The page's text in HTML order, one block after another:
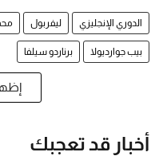
الدوري الإنجليزي ليفربول
بيب جوارديولا برناردو سيلفا
أخبار قد تعجبك